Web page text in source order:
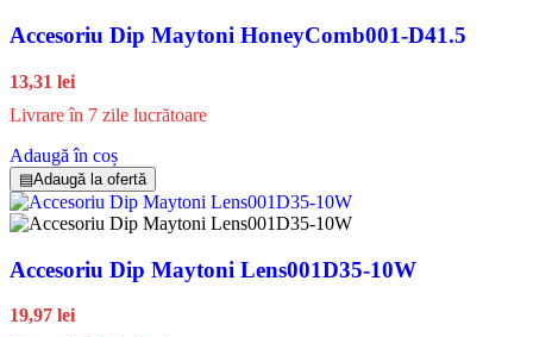
Accesoriu Dip Maytoni HoneyComb001-D41.5
13,31 lei
Livrare în 7 zile lucrătoare
Adaugă în coș
▤Adaugă la ofertă
Accesoriu Dip Maytoni Lens001D35-10W
19,97 lei